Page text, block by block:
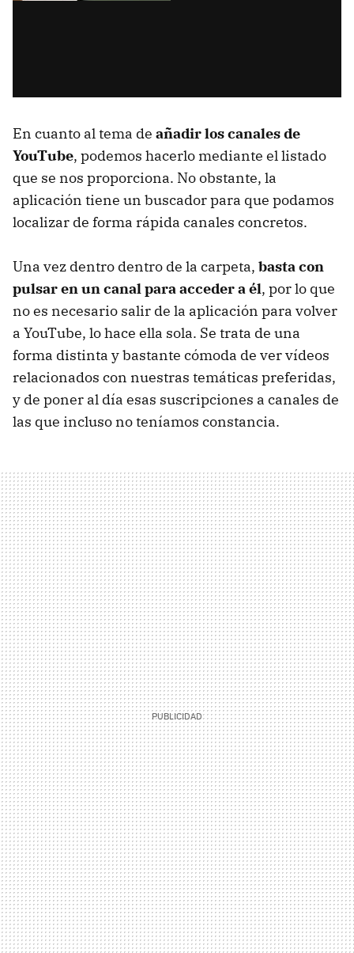
En cuanto al tema de añadir los canales de
YouTube, podemos hacerlo mediante el listado
que se nos proporciona. No obstante, la
aplicación tiene un buscador para que podamos
localizar de forma rápida canales concretos.
Una vez dentro dentro de la carpeta, basta con
pulsar en un canal para acceder a él, por lo que
no es necesario salir de la aplicación para volver
a YouTube, lo hace ella sola. Se trata de una
forma distinta y bastante cómoda de ver vídeos
relacionados con nuestras temáticas preferidas,
y de poner al día esas suscripciones a canales de
las que incluso no teníamos constancia.